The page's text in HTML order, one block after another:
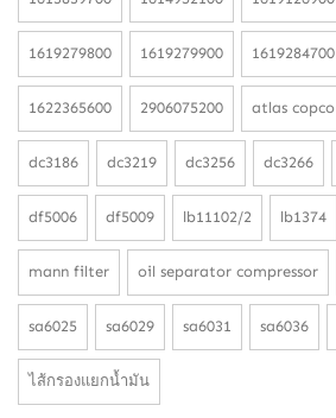
1619279800 1619279900 1619284700
1622365600 2906075200 atlas copco
dc3186 dc3219 dc3256 dc3266
df5006 df5009 lb11102/2 lb1374
mann filter oil separator compressor
sa6025 sa6029 sa6031 sa6036
ไส้กรองแยกน้ำมัน